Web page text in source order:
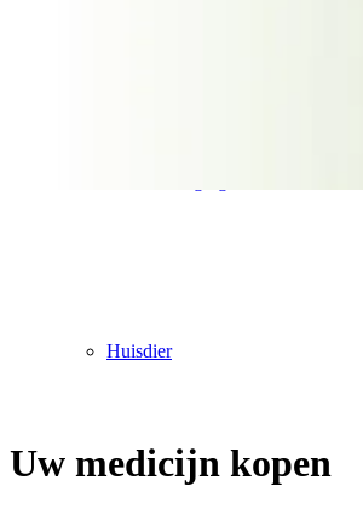
Huisdier
Uw medicijn kopen